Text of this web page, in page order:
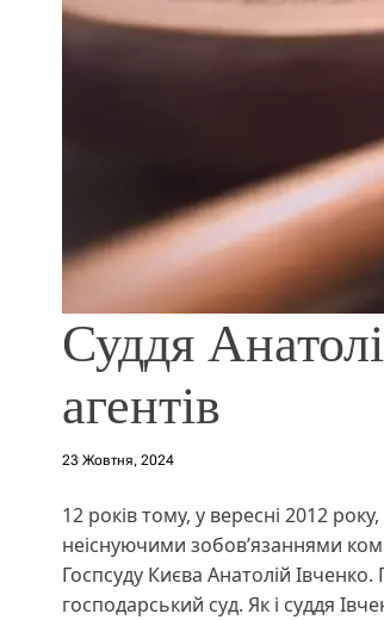
Суддя
агентів
23 Жовтня, 2024
12 років тому, у вересні 2012
неіснуючими зобовʼязаннями
Госпсуду Києва Анатолій
господарський суд. Як і суддя